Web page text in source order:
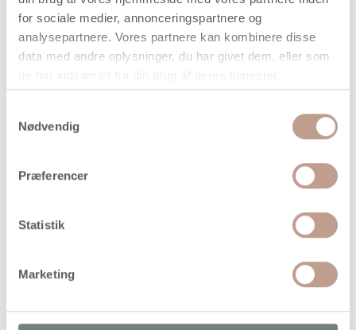
for sociale medier, annonceringspartnere og
analysepartnere. Vores partnere kan kombinere disse
data med andre oplysninger, du har givet dem, eller som
Nødvendig
Præferencer
Statistik
Marketing
når vi har bekræftet din ordre.
På lager
Handelsbetingelser